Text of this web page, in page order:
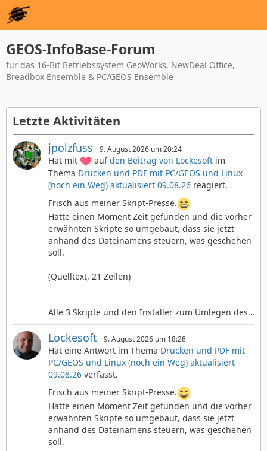
GEOS-InfoBase-Forum
für das 16-Bit Betriebssystem GeoWorks, NewDeal Office,
Breadbox Ensemble & PC/GEOS Ensemble
Letzte Aktivitäten
jpolzfuss 9. August 2026 um 20:24
Hat mit aufden Beitrag von Lockesoft im
Thema Drucken und PDF mit PC/GEOS und Linux
(noch ein Weg) aktualisiert 09.08.26 reagiert.
Frisch aus meiner Skript-Presse.
Hatte einen Moment Zeit gefunden und die vorher
erwähnten Skripte so umgebaut, dass sie jetzt
anhand des Dateinamens steuern, was geschehen
soll.
(Quelltext, 21 Zeilen)
Alle 3 Skripte und den Installer zum Umlegen des…
Lockesoft 9. August 2026 um 18:28
Hat eine Antwort im Thema Drucken und PDF mit
PC/GEOS und Linux (noch ein Weg) aktualisiert
09.08.26 verfasst.
Frisch aus meiner Skript-Presse.
Hatte einen Moment Zeit gefunden und die vorher
erwähnten Skripte so umgebaut, dass sie jetzt
anhand des Dateinamens steuern, was geschehen
soll.